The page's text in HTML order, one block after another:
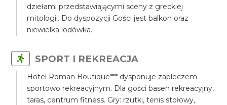
dziełami przedstawiającymi sceny z greckiej
mitologii. Do dyspozycji Gości jest balkon oraz
niewielka lodówka.
SPORT I REKREACJA
Hotel Roman Boutique*** dysponuje zapleczem
sportowo rekreacyjnym. Dla gości basen rekreacyjny,
taras, centrum fitness. Gry: rzutki, tenis stołowy,